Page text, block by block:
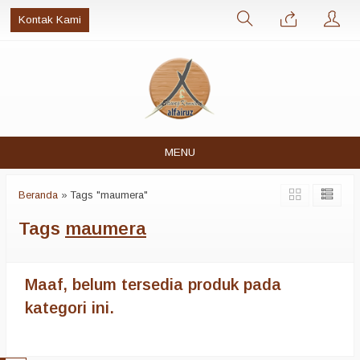
Kontak Kami
MENU
Beranda »Tags "maumera"
Tags maumera
Maaf, belum tersedia produk pada
kategori ini.